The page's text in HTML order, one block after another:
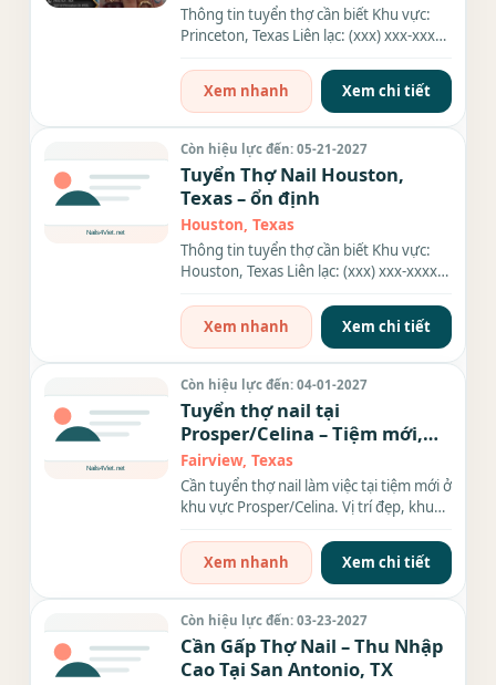
Thông tin tuyển thợ cần biết Khu vực:
Princeton, Texas Liên lạc: (xxx) xxx-xxxx
Xem nhanh
Xem chi tiết
Còn hiệu lực đến: 05-21-2027
Tuyển Thợ Nail Houston,
Texas – ổn định
Houston, Texas
Thông tin tuyển thợ cần biết Khu vực:
Houston, Texas Liên lạc: (xxx) xxx-xxxx
Xem nhanh
Xem chi tiết
Còn hiệu lực đến: 04-01-2027
Tuyển thợ nail tại
Prosper/Celina – Tiệm mới,
khách đông, thu nhập cao
Fairview, Texas
Cần tuyển thợ nail làm việc tại tiệm mới ở
khu vực Prosper/Celina. Vị trí đẹp, khu
Xem nhanh
Xem chi tiết
Còn hiệu lực đến: 03-23-2027
Cần Gấp Thợ Nail – Thu Nhập
Cao Tại San Antonio, TX